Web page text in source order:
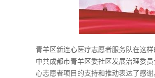
青羊区新连心医疗志愿者服务队在这
中共成都市青羊区委社区发展治理委
心志愿者项目的支持和推动表达了感谢